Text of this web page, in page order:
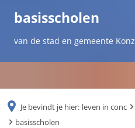
basisscholen
van de stad en gemeente Konz
Je bevindt je hier: leven in conc
basisscholen